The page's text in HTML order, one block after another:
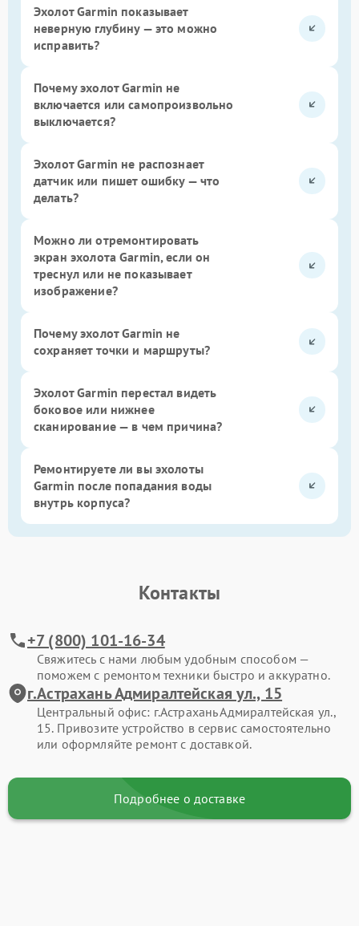
Эхолот Garmin показывает
неверную глубину — это можно
исправить?
Почему эхолот Garmin не
включается или самопроизвольно
выключается?
Эхолот Garmin не распознает
датчик или пишет ошибку — что
делать?
Можно ли отремонтировать
экран эхолота Garmin, если он
треснул или не показывает
изображение?
Почему эхолот Garmin не
сохраняет точки и маршруты?
Эхолот Garmin перестал видеть
боковое или нижнее
сканирование — в чем причина?
Ремонтируете ли вы эхолоты
Garmin после попадания воды
внутрь корпуса?
Контакты
+7 (800) 101-16-34
Свяжитесь с нами любым удобным способом —
поможем с ремонтом техники быстро и аккуратно.
г.Астрахань Адмиралтейская ул., 15
Центральный офис: г.Астрахань Адмиралтейская ул.,
15. Привозите устройство в сервис самостоятельно
или оформляйте ремонт с доставкой.
Подробнее о доставке